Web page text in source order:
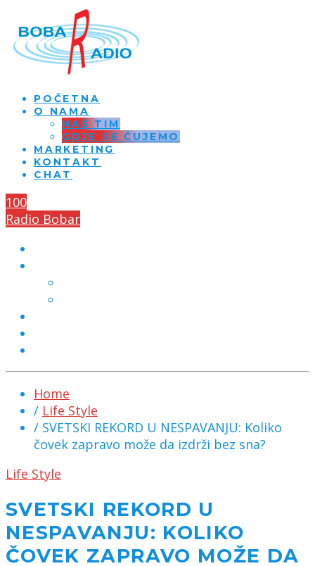
POČETNA
O NAMA
NAŠ TIM
GDJE SE ČUJEMO
MARKETING
KONTAKT
CHAT
100
Radio Bobar
Home
/ Life Style
/ SVETSKI REKORD U NESPAVANJU: Koliko
čovek zapravo može da izdrži bez sna?
Life Style
SVETSKI REKORD U
NESPAVANJU: KOLIKO
ČOVEK ZAPRAVO MOŽE DA